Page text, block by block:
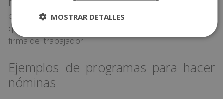
Eso sí, conviene que recuerdes que nunca puede
pasar más de un mes entre cada nómina. Recuerda
que este documento tendrá que ser rubricado por la
firma del trabajador.
Ejemplos de programas para hacer
nóminas
MOSTRAR DETALLES